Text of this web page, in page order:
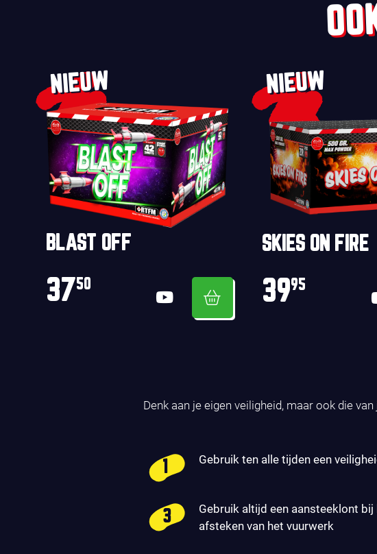
NIEUW
BLAST OFF
3750
NIEUW
SKIES ON FIRE
3995
Denk aan je eigen veiligheid, maar ook die
Gebruik ten alle tijden een
Gebruik altijd een aansteeklont bij
afsteken van het vuurwerk